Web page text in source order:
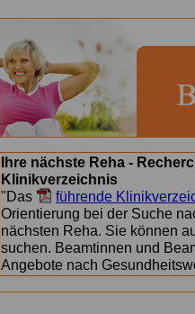
Ihre nächste Reha -
Klinikverzeichnis
"Das
führende
Orientierung bei der Suche
nächsten Reha. Sie können
suchen. Beamtinnen und
Angebote nach